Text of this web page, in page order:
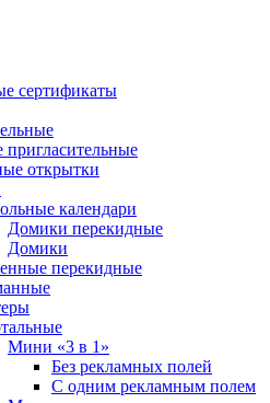
сертификаты
открытки
календари
Домики перекидные
Домики
перекидные
Мини «3 в 1»
Без рекламных полей
С одним рекламным полем